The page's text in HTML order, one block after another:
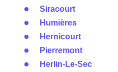
Siracourt
Humières
Hernicourt
Pierremont
Herlin-Le-Sec